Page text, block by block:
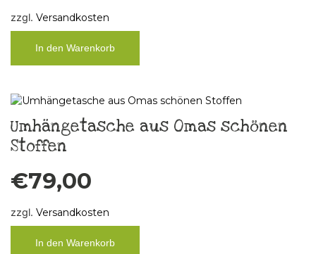
zzgl. Versandkosten
In den Warenkorb
Umhängetasche aus Omas schönen
Stoffen
€79,00
zzgl. Versandkosten
In den Warenkorb